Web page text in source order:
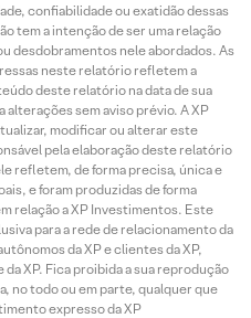
confiabilidade ou exatidão dessas
tem a intenção de ser uma relação
desdobramentos nele abordados. As
neste relatório refletem a
deste relatório na data de sua
sem aviso prévio. A XP
modificar ou alterar este
pela elaboração deste relatório
refletem, de forma precisa, única e
e foram produzidas de forma
relação a XP Investimentos. Este
para a rede de relacionamento da
da XP e clientes da XP,
XP. Fica proibida a sua reprodução
no todo ou em parte, qualquer que
expresso da XP